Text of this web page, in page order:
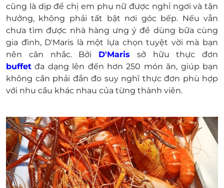
không bảo đảm chỗ ngồi cho khách nếu không
đặt chỗ:
Hotline: 1900 3488
Địa chỉ: Tầng 3, Trung tâm Thương Mại
Vincom Mega Mall Smart City, Phường Tây
Mỗ, Quận Nam Từ Liêm, TP. Hà Nội.
Một khách hàng được mua nhiều voucher
E-Voucher/E-Coupon không có giá trị quy đổi
Không áp dụng đồng thời cùng lúc với các
chương trình khuyến mại khác tại nhà hàng
Đã bao gồm 8% VAT. Nhà hàng chịu trách nhiệm
xuất hóa đơn khi khách hàng yêu cầu.
cũng là dịp để chị em phụ nữ được nghỉ ngơi và tận
hưởng, không phải tất bật nơi góc bếp. Nếu vẫn
chưa tìm được nhà hàng ưng ý để dùng bữa cùng
gia đình, D'Maris là một lựa chọn tuyệt vời mà bạn
nên cân nhắc. Bởi D'Maris sở hữu thực đơn
buffet đa dạng lên đến hơn 250 món ăn, giúp bạn
không cần phải đắn đo suy nghĩ thực đơn phù hợp
với nhu cầu khác nhau của từng thành viên.